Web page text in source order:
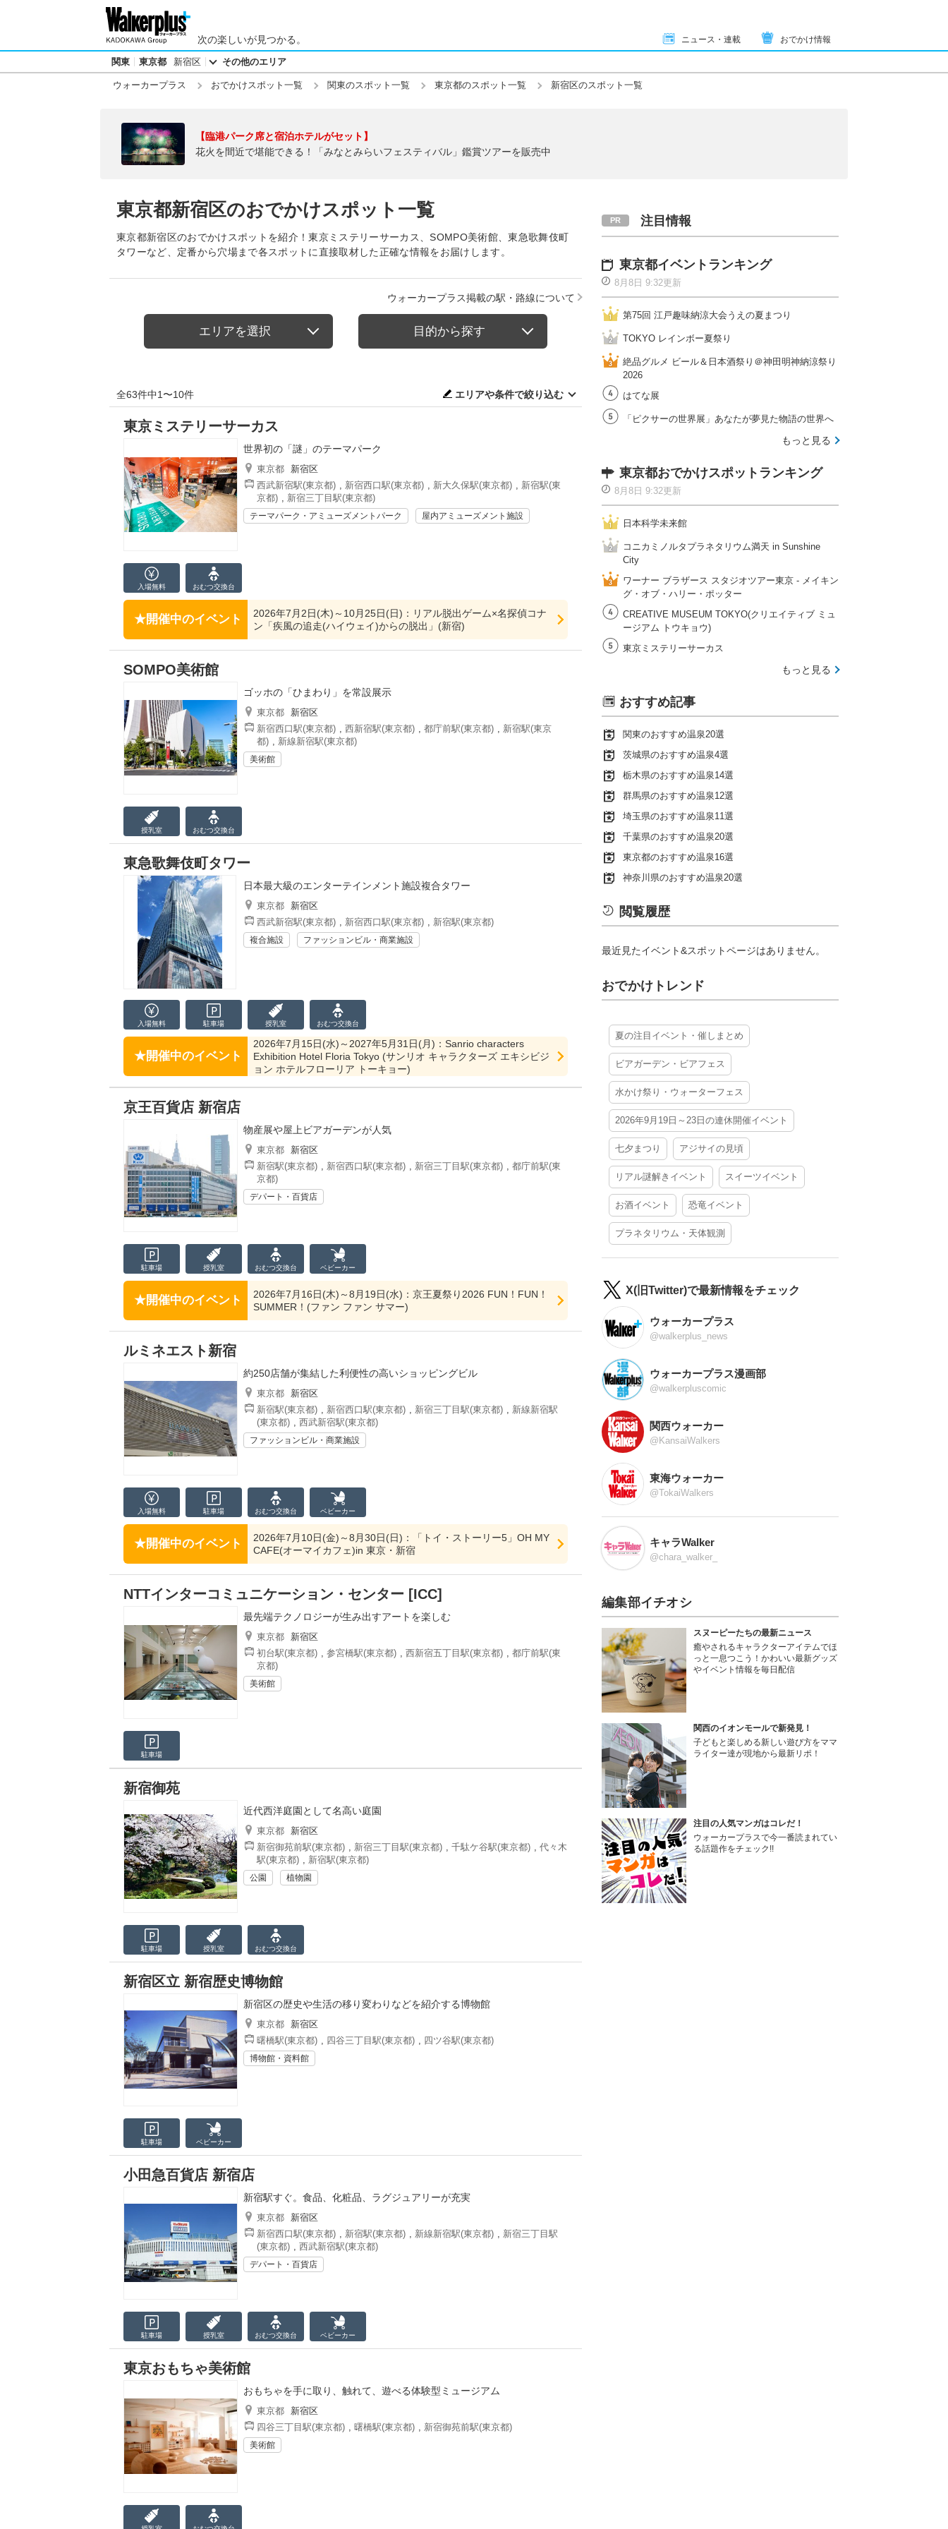
次の楽しいが見つかる。 ニュース・連載 おでかけ情報
関東 東京都 新宿区 その他のエリア
ウォーカープラス おでかけスポット一覧 関東のスポット一覧 東京都のスポット一覧 新宿区のスポット一覧
【臨港パーク席と宿泊ホテルがセット】
花火を間近で堪能できる！「みなとみらいフェスティバル」鑑賞ツアーを販売中
東京都新宿区のおでかけスポット一覧
東京都新宿区のおでかけスポットを紹介！東京ミステリーサーカス、SOMPO美術館、東急歌舞伎町
タワーなど、定番から穴場まで各スポットに直接取材した正確な情報をお届けします。
ウォーカープラス掲載の駅・路線について
エリアを選択 目的から探す
全63件中1〜10件 エリアや条件で絞り込む
東京ミステリーサーカス
世界初の「謎」のテーマパーク
東京都
新宿区
西武新宿駅(東京都) , 新宿西口駅(東京都) , 新大久保駅(東京都) , 新宿駅(東
京都) , 新宿三丁目駅(東京都)
テーマパーク・アミューズメントパーク 屋内アミューズメント施設
入場無料 おむつ交換台
開催中のイベント
2026年7月2日(木)～10月25日(日)：リアル脱出ゲーム×名探偵コナ
ン「疾風の追走(ハイウェイ)からの脱出」(新宿)
SOMPO美術館
ゴッホの「ひまわり」を常設展示
東京都
新宿区
新宿西口駅(東京都) , 西新宿駅(東京都) , 都庁前駅(東京都) , 新宿駅(東京
都) , 新線新宿駅(東京都)
美術館
授乳室 おむつ交換台
東急歌舞伎町タワー
日本最大級のエンターテインメント施設複合タワー
東京都
新宿区
西武新宿駅(東京都) , 新宿西口駅(東京都) , 新宿駅(東京都)
複合施設 ファッションビル・商業施設
入場無料 駐車場 授乳室 おむつ交換台
開催中のイベント
2026年7月15日(水)～2027年5月31日(月)：Sanrio characters
Exhibition Hotel Floria Tokyo (サンリオ キャラクターズ エキシビジ
ョン ホテルフローリア トーキョー)
京王百貨店 新宿店
物産展や屋上ビアガーデンが人気
東京都
新宿区
新宿駅(東京都) , 新宿西口駅(東京都) , 新宿三丁目駅(東京都) , 都庁前駅(東
京都)
デパート・百貨店
駐車場 授乳室 おむつ交換台 ベビーカー
開催中のイベント
2026年7月16日(木)～8月19日(水)：京王夏祭り2026 FUN！FUN！
SUMMER！(ファン ファン サマー)
ルミネエスト新宿
約250店舗が集結した利便性の高いショッピングビル
東京都
新宿区
新宿駅(東京都) , 新宿西口駅(東京都) , 新宿三丁目駅(東京都) , 新線新宿駅
(東京都) , 西武新宿駅(東京都)
ファッションビル・商業施設
入場無料 駐車場 おむつ交換台 ベビーカー
開催中のイベント
2026年7月10日(金)～8月30日(日)：「トイ・ストーリー5」OH MY
CAFE(オーマイカフェ)in 東京・新宿
NTTインターコミュニケーション・センター [ICC]
最先端テクノロジーが生み出すアートを楽しむ
東京都
新宿区
初台駅(東京都) , 参宮橋駅(東京都) , 西新宿五丁目駅(東京都) , 都庁前駅(東
京都)
美術館
駐車場
新宿御苑
近代西洋庭園として名高い庭園
東京都
新宿区
新宿御苑前駅(東京都) , 新宿三丁目駅(東京都) , 千駄ケ谷駅(東京都) , 代々木
駅(東京都) , 新宿駅(東京都)
公園 植物園
駐車場 授乳室 おむつ交換台
新宿区立 新宿歴史博物館
新宿区の歴史や生活の移り変わりなどを紹介する博物館
東京都
新宿区
曙橋駅(東京都) , 四谷三丁目駅(東京都) , 四ツ谷駅(東京都)
博物館・資料館
駐車場 ベビーカー
小田急百貨店 新宿店
新宿駅すぐ。食品、化粧品、ラグジュアリーが充実
東京都
新宿区
新宿西口駅(東京都) , 新宿駅(東京都) , 新線新宿駅(東京都) , 新宿三丁目駅
(東京都) , 西武新宿駅(東京都)
デパート・百貨店
駐車場 授乳室 おむつ交換台 ベビーカー
東京おもちゃ美術館
おもちゃを手に取り、触れて、遊べる体験型ミュージアム
東京都
新宿区
四谷三丁目駅(東京都) , 曙橋駅(東京都) , 新宿御苑前駅(東京都)
美術館
注目情報
東京都イベントランキング
8月8日 9:32更新
第75回 江戸趣味納涼大会うえの夏まつり
TOKYO レインボー夏祭り
絶品グルメ ビール＆日本酒祭り＠神田明神納涼祭り
2026
はてな展
「ピクサーの世界展」あなたが夢見た物語の世界へ
もっと見る
東京都おでかけスポットランキング
8月8日 9:32更新
日本科学未来館
コニカミノルタプラネタリウム満天 in Sunshine
City
ワーナー ブラザース スタジオツアー東京 ‐ メイキン
グ・オブ・ハリー・ポッター
CREATIVE MUSEUM TOKYO(クリエイティブ ミュ
ージアム トウキョウ)
東京ミステリーサーカス
もっと見る
おすすめ記事
関東のおすすめ温泉20選
茨城県のおすすめ温泉4選
栃木県のおすすめ温泉14選
群馬県のおすすめ温泉12選
埼玉県のおすすめ温泉11選
千葉県のおすすめ温泉20選
東京都のおすすめ温泉16選
神奈川県のおすすめ温泉20選
閲覧履歴
最近見たイベント&スポットページはありません。
おでかけトレンド
夏の注目イベント・催しまとめ
ビアガーデン・ビアフェス
水かけ祭り・ウォーターフェス
2026年9月19日～23日の連休開催イベント
七夕まつり アジサイの見頃
リアル謎解きイベント スイーツイベント
お酒イベント 恐竜イベント
プラネタリウム・天体観測
X(旧Twitter)で最新情報をチェック
ウォーカープラス
@walkerplus_news
ウォーカープラス漫画部
@walkerpluscomic
関西ウォーカー
@KansaiWalkers
東海ウォーカー
@TokaiWalkers
キャラWalker
@chara_walker_
編集部イチオシ
スヌーピーたちの最新ニュース
癒やされるキャラクターアイテムでほ
っと一息つこう！かわいい最新グッズ
やイベント情報を毎日配信
関西のイオンモールで新発見！
子どもと楽しめる新しい遊び方をママ
ライター達が現地から最新リポ！
注目の人気マンガはコレだ！
ウォーカープラスで今一番読まれてい
る話題作をチェック!!